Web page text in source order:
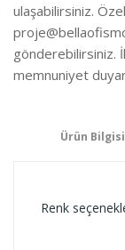
ulaşabilirsiniz.
gönderebilirsiniz.
memnuniyet
Ürün Bilgisi
Renk